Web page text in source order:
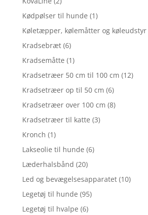
Kødpølser til hunde (1)
Køletæpper, kølemåtter og køleudstyr
Kradsebræt (6)
Kradsemåtte (1)
Kradsetræer 50 cm til 100 cm (12)
Kradsetræer op til 50 cm (6)
Kradsetræer over 100 cm (8)
Kradsetræer til katte (3)
Kronch (1)
Lakseolie til hunde (6)
Læderhalsbånd (20)
Led og bevægelsesapparatet (10)
Legetøj til hunde (95)
Legetøj til hvalpe (6)